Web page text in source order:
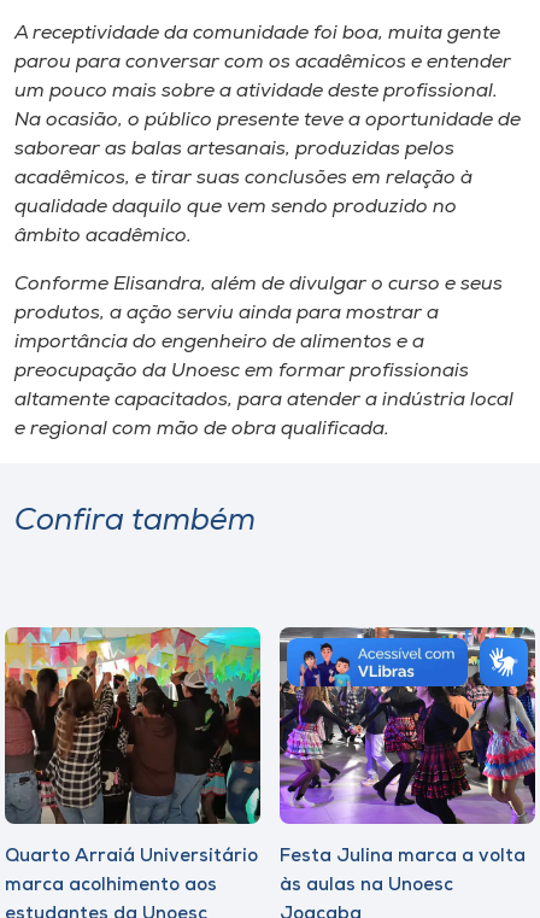
A receptividade da comunidade foi boa, muita gente
parou para conversar com os acadêmicos e entender
um pouco mais sobre a atividade deste profissional.
Na ocasião, o público presente teve a oportunidade de
saborear as balas artesanais, produzidas pelos
acadêmicos, e tirar suas conclusões em relação à
qualidade daquilo que vem sendo produzido no
âmbito acadêmico.
Conforme Elisandra, além de divulgar o curso e seus
produtos, a ação serviu ainda para mostrar a
importância do engenheiro de alimentos e a
preocupação da Unoesc em formar profissionais
altamente capacitados, para atender a indústria local
e regional com mão de obra qualificada.
Confira também
Quarto Arraiá Universitário
marca acolhimento aos
Festa Julina marca a volta
às aulas na Unoesc